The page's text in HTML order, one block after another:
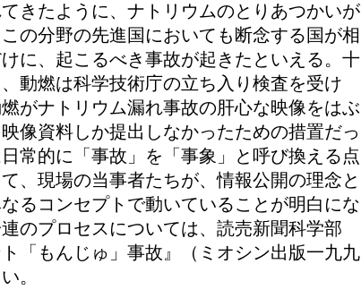
きたように、ナトリウムのとりあつかいが
の分野の先進国においても断念する国が相
に、起こるべき事故が起きたといえる。十
動燃は科学技術庁の立ち入り検査を受け
がナトリウム漏れ事故の肝心な映像をはぶ
像資料しか提出しなかったための措置だっ
常的に「事故」を「事象」と呼び換える点
、現場の当事者たちが、情報公開の理念と
るコンセプトで動いていることが明白にな
のプロセスについては、読売新聞科学部
ト「もんじゅ」事故』（ミオシン出版一九九
。